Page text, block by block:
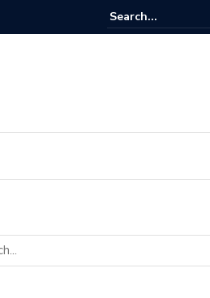
zęba trzeba kiedyś wymienić?